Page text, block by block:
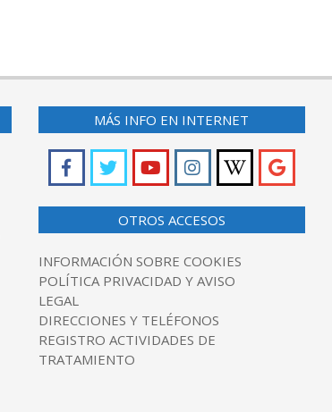
MÁS INFO EN INTERNET
OTROS ACCESOS
INFORMACIÓN SOBRE COOKIES
POLÍTICA PRIVACIDAD Y AVISO
LEGAL
DIRECCIONES Y TELÉFONOS
REGISTRO ACTIVIDADES DE
TRATAMIENTO